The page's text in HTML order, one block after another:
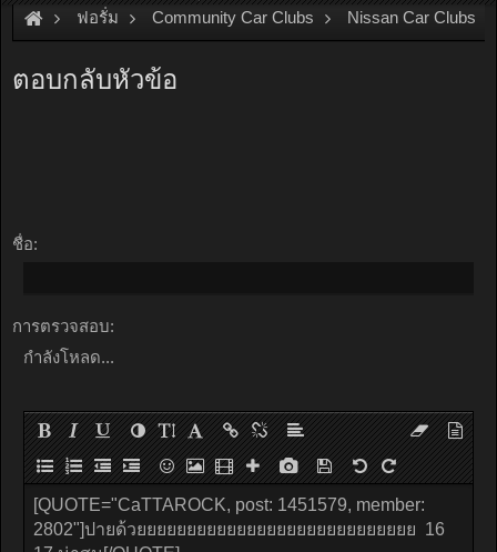
ฟอรั่ม Community Car Clubs Nissan Car Clubs
ตอบกลับหัวข้อ
ชื่อ:
การตรวจสอบ:
กำลังโหลด...